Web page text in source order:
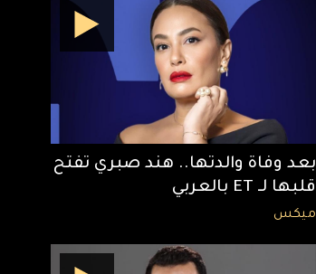
بعد وفاة والدتها.. هند صبري تفتح
قلبها لـ ET بالعربي
ميكس